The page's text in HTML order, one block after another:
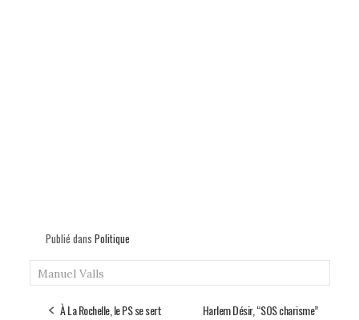
Publié dans Politique
Manuel Valls
À La Rochelle, le PS se sert
Harlem Désir, “SOS charisme”